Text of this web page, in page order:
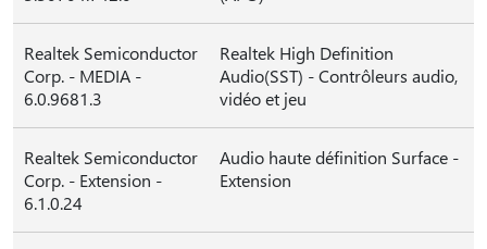
Realtek Semiconductor
Corp. - MEDIA -
6.0.9681.3
Realtek High Definition
Audio(SST) - Contrôleurs audio,
vidéo et jeu
Realtek Semiconductor
Corp. - Extension -
6.1.0.24
Audio haute définition Surface -
Extension